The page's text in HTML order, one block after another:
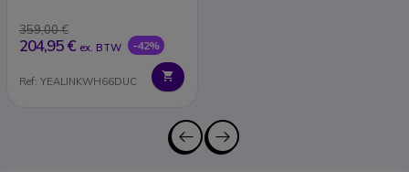
359,00 €
204,95 € ex. BTW -42%
Ref: YEALINKWH66DUC